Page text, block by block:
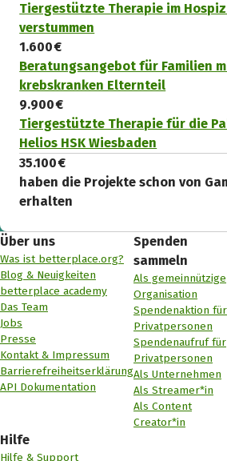
Tiergestützte Therapie im
verstummen
1.600 €
Beratungsangebot für Familien
krebskranken Elternteil
9.900 €
Tiergestützte Therapie für die
Helios HSK Wiesbaden
35.100 €
haben die Projekte schon von
erhalten
Über uns
Was ist betterplace.org?
Blog & Neuigkeiten
betterplace academy
Das Team
Jobs
Presse
Kontakt & Impressum
Barrierefreiheitserklärung
API Dokumentation
Spenden
sammeln
Als gemeinnützige
Organisation
Spendenaktion für
Privatpersonen
Spendenaufruf für
Privatpersonen
Als Unternehmen
Als Streamer*in
Als Content
Creator*in
Hilfe
Hilfe & Support